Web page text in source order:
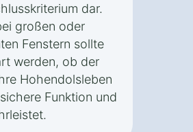
dar.
großen oder
Fenstern sollte
werden, ob der
Hohendolsleben
Funktion und